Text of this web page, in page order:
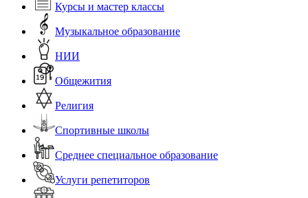
Курсы и мастер классы
Музыкальное образование
НИИ
Общежития
Религия
Спортивные школы
Среднее специальное образование
Услуги репетиторов